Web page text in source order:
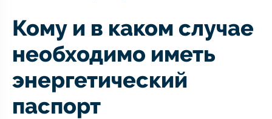
Кому и в каком случае
необходимо иметь
энергетический
паспорт